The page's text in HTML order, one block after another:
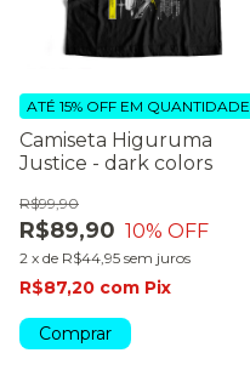
Camiseta Higuruma
Justice - dark colors
R$89,90
R$99,90
10% OFF
2 x de R$44,95 sem juros
ATÉ 15% OFF EM QUANTIDADE
R$87,20 com Pix
Comprar